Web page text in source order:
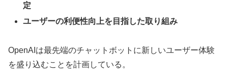
定
ユーザーの利便性向上を目指した取り組み
OpenAIは最先端のチャットボットに新しいユーザー体験
を盛り込むことを計画している。